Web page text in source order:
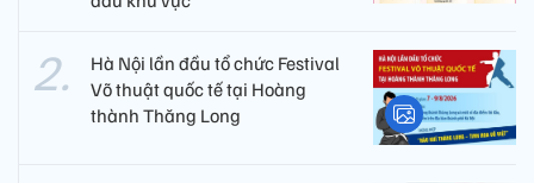
Hà Nội lần đầu tổ chức Festival
Võ thuật quốc tế tại Hoàng
thành Thăng Long